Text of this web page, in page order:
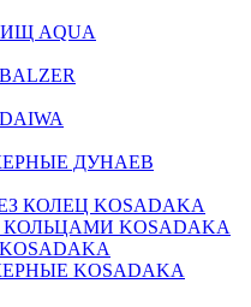
AQUA
ДУНАЕВ
КОЛЕЦ KOSADAKA
KOSADAKA
KOSADAKA